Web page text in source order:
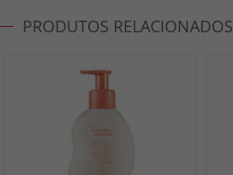
PRODUTOS RELACIONADOS